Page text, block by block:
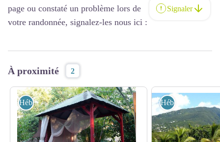
page ou constaté un problème lors de
votre randonnée, signalez-les nous ici :
Signaler
À proximité 2
Hébergements écotouristiques Hébergements